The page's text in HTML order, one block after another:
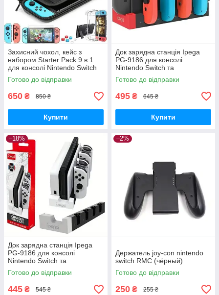
Захисний чохол, кейс з
набором Starter Pack 9 в 1
для консолі Nintendo Switch
OLED
Готово до відправки
650 ₴ 850 ₴
Купити
Док зарядна станція Ipega
PG-9186 для консолі
Nintendo Switch та
контролерів
Готово до відправки
495 ₴ 645 ₴
Купити
–18%
Док зарядна станція Ipega
PG-9186 для консолі
Nintendo Switch та
контролерів
Готово до відправки
445 ₴ 545 ₴
–2%
Держатель joy-con nintendo
switch RMC (чёрный)
Готово до відправки
250 ₴ 255 ₴